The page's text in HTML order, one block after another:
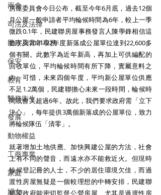
兩會
司法及法律
民政及青年事務
保安
教育
醫務衛生
發展
動物權益
工商專業
家庭
婦女
房屋委員會今日公布，截至今年6月底，過去12個
月公屋一般申請者平均輪候時間為6年，較上一季
微跌0.1年，民建聯房屋事務發言人陳學鋒相信這
數字與2021/22年度新落成公屋單位達到22,600多
個有關。此數字為近年新高，再加上可供編配的
回收單位，平均輪候時間有所下降，實屬意料之
內。可惜，未來四個年度，平均新公屋單位供應
不足1.2萬個，民建聯擔心未來一段時間，輪候時
間或會又超過6年。故此，我們要求政府需「立下
決心」，每年提供3萬個新落成的公屋單位，致力
將輪候隊伍「清零」。
就著增加土地供應、加快興建公屋的方法，社會
上有不同的聲音，而遠水亦不能救近火。但現時
輪候登記冊的人士，不少的居住環境欠佳，而過
渡性房屋無疑是一個較理想的中轉安排，民建聯
期望政府能密切監督公營房屋、尤其是過渡性房